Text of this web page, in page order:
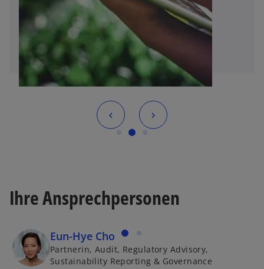
Ihre Ansprechpersonen
Eun-Hye Cho
Partnerin, Audit, Regulatory Advisory,
Sustainability Reporting & Governance